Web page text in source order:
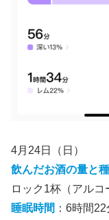
4月24日（日）
飲んだお酒の量と
ロック1杯（アルコ
睡眠時間 ：6時間22